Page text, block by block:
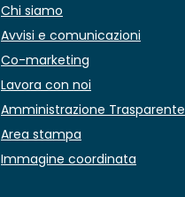
Chi siamo
Avvisi e comunicazioni
Co-marketing
Lavora con noi
Amministrazione Trasparente
Area stampa
Immagine coordinata